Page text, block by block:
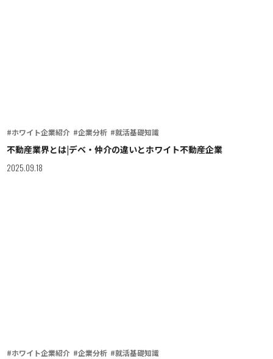
#ホワイト企業紹介 #企業分析 #就活基礎知識
不動産業界とは|デベ・仲介の違いとホワイト不動産企業
2025.09.18
#ホワイト企業紹介 #企業分析 #就活基礎知識